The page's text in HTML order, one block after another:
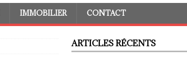
IMMOBILIER CONTACT
ARTICLES RÉCENTS